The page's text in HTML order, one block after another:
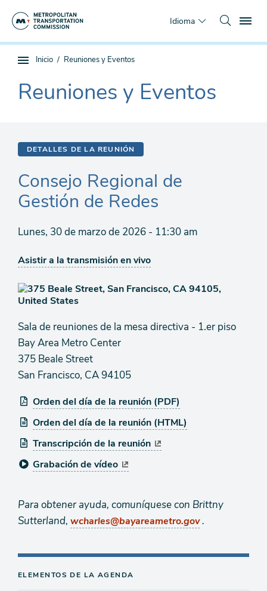
Idioma
Navegación
de
subpágina
Estás
Inicio Reuniones y Eventos
The
current
Reuniones y Eventos
DETALLES DE LA REUNIÓN
Consejo Regional de
Gestión de Redes
Lunes, 30 de marzo de 2026 - 11:30 am
Asistir a la transmisión en vivo
Sala de reuniones de la mesa directiva - 1.er piso
Bay Area Metro Center
375 Beale Street
San Francisco, CA 94105
Orden del día de la reunión (PDF)
Orden del día de la reunión (HTML)
Transcripción de la reunión
Grabación de vídeo
Para obtener ayuda, comuníquese con Brittny
Sutterland, wcharles@bayareametro.gov.
ELEMENTOS DE LA AGENDA